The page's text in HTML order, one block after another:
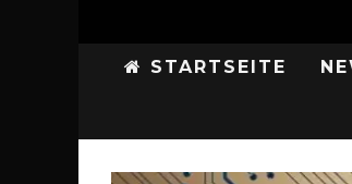
STARTSEITE